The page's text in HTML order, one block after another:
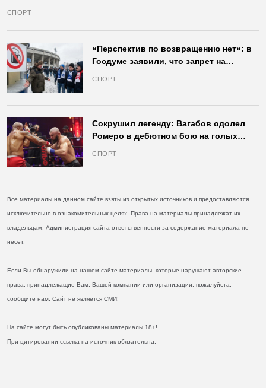
СПОРТ
«Перспектив по возвращению нет»: в
Госдуме заявили, что запрет на
СПОРТ
Сокрушил легенду: Вагабов одолел
Ромеро в дебютном бою на голых
СПОРТ
Все материалы на данном сайте взяты из открытых источников и предоставляются
исключительно в ознакомительных целях. Права на материалы принадлежат их
владельцам. Администрация сайта ответственности за содержание материала не
несет.
Если Вы обнаружили на нашем сайте материалы, которые нарушают авторские
права, принадлежащие Вам, Вашей компании или организации, пожалуйста,
сообщите нам. Сайт не является СМИ!
На сайте могут быть опубликованы материалы 18+!
При цитировании ссылка на источник обязательна.